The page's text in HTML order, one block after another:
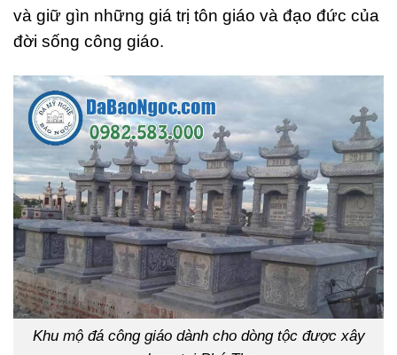
và giữ gìn những giá trị tôn giáo và đạo đức của
đời sống công giáo.
Khu mộ đá công giáo dành cho dòng tộc được xây